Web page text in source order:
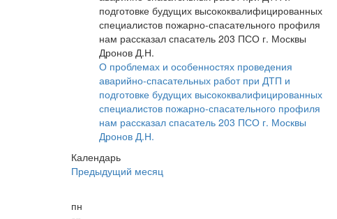
О проблемах и особенностях проведения
аварийно-спасательных работ при ДТП и
подготовке будущих высококвалифицированных
специалистов пожарно-спасательного профиля
нам рассказал спасатель 203 ПСО г. Москвы
Дронов Д.Н.
Календарь
Предыдущий месяц
пн